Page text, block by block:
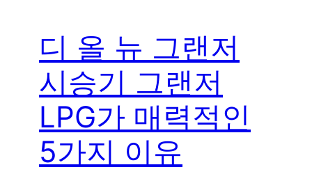
디 올 뉴 그랜저
시승기 그랜저
LPG가 매력적인
5가지 이유